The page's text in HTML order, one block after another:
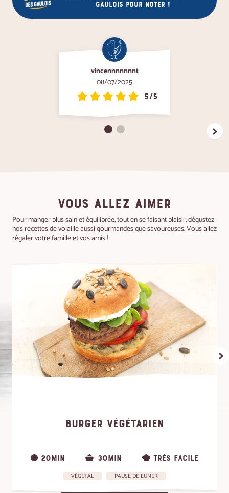
gaulois pour noter !
vincennnnnnnt
08/07/2025
5/5
VOUS ALLEZ AIMER
Pour manger plus sain et équilibrée, tout en se faisant plaisir, dégustez
nos recettes de volaille aussi gourmandes que savoureuses. Vous allez
régaler votre famille et vos amis !
BURGER VÉGÉTARIEN
20MIN 30MIN TRÈS FACILE
VÉGÉTAL PAUSE DÉJEUNER